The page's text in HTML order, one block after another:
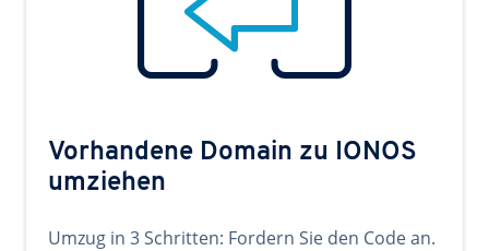
Vorhandene Domain zu IONOS
umziehen
Umzug in 3 Schritten: Fordern Sie den Code an.